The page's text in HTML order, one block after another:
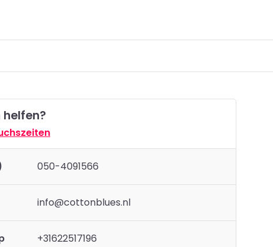
helfen?
050-4091566
info@cottonblues.nl
+31622517196